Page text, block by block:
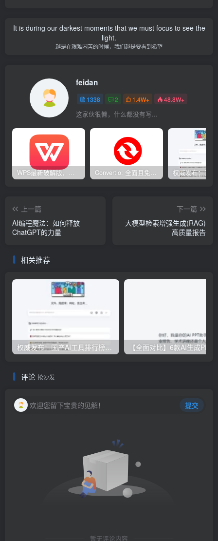
It is during our darkest moments that we must focus to see the
light.
越是在艰难困苦的时候，我们越是要看到希望
feidan
1338 2 1.4W+ 48.8W+
这家伙很懒，什么都没有写...
WPS最新破解版，已永久激活，无限制使用！ Convertio: 全面且免费的在线文件转换工具
上一篇
AI编程魔法：如何释放
ChatGPT的力量
下一篇
大模型检索增强生成(RAG)
高质量报告
相关推荐
权威发布：国产AI工具排行榜TOP10，必备神器一览无余
评论 抢沙发
欢迎您留下宝贵的见解！ 提交
暂无评论内容